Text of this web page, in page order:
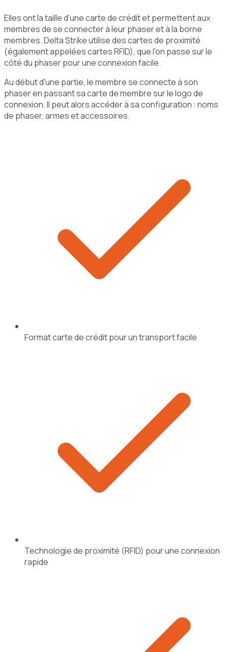
Elles ont la taille d'une carte de crédit et permettent aux
membres de se connecter à leur phaser et à la borne
membres. Delta Strike utilise des cartes de proximité
(également appelées cartes RFID), que l'on passe sur le
côté du phaser pour une connexion facile.
Au début d'une partie, le membre se connecte à son
phaser en passant sa carte de membre sur le logo de
connexion. Il peut alors accéder à sa configuration : noms
de phaser, armes et accessoires.
Format carte de crédit pour un transport facile
Technologie de proximité (RFID) pour une connexion
rapide